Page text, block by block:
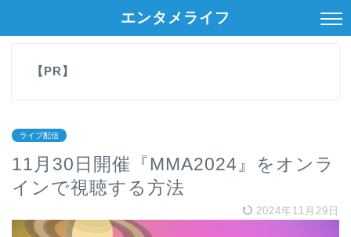
エンタメライフ
【PR】
ライブ配信
11月30日開催『MMA2024』をオンラ
インで視聴する方法
2024年11月29日